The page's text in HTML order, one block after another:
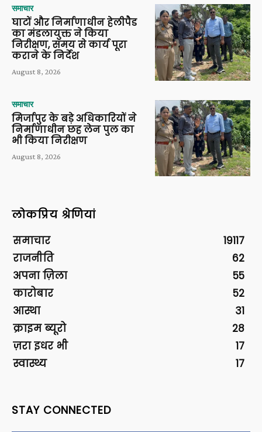
समाचार
घाटों और निर्माणाधीन हेलीपैड
का मंडलायुक्त ने किया
निरीक्षण, समय से कार्य पूरा
कराने के निर्देश
August 8, 2026
समाचार
मिर्जापुर के बड़े अधिकारियों ने
निर्माणाधीन छह लेन पुल का
भी किया निरीक्षण
August 8, 2026
लोकप्रिय श्रेणियां
समाचार
19117
राजनीति
62
अपना ज़िला
55
कारोबार
52
आस्था
31
क्राइम ब्यूरो
28
ज़रा इधर भी
17
स्वास्थ्य
17
STAY CONNECTED